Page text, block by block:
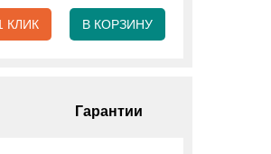
КЛИК В КОРЗИНУ
Гарантии